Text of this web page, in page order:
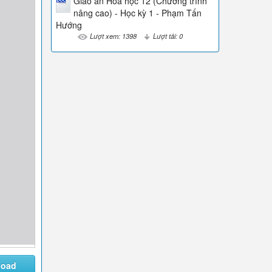
nâng cao) - Học kỳ 1 - Phạm Tấn
Hướng
Lượt xem: 1398 Lượt tải: 0